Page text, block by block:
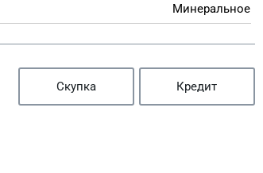
Минеральное
Скупка Кредит